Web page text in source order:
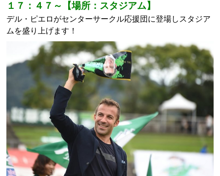
１７：４７～【場所：スタジアム】
デル・ピエロがセンターサークル応援団に登場しスタジア
ムを盛り上げます！